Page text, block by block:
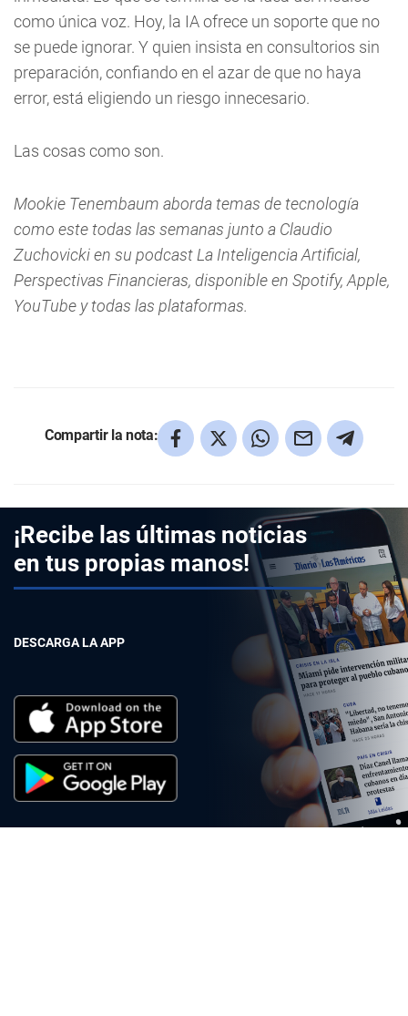
como única voz. Hoy, la IA ofrece un soporte que no
se puede ignorar. Y quien insista en consultorios sin
preparación, confiando en el azar de que no haya
error, está eligiendo un riesgo innecesario.
Las cosas como son.
Mookie Tenembaum aborda temas de tecnología
como este todas las semanas junto a Claudio
Zuchovicki en su podcast La Inteligencia Artificial,
Perspectivas Financieras, disponible en Spotify, Apple,
YouTube y todas las plataformas.
Compartir la nota:
¡Recibe las últimas noticias
en tus propias manos!
DESCARGA LA APP